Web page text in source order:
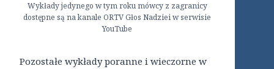
Wykłady jedynego w tym roku mówcy z zagranicy
dostępne są na kanale ORTV Głos Nadziei w serwisie
YouTube
Pozostałe wykłady poranne i wieczorne w